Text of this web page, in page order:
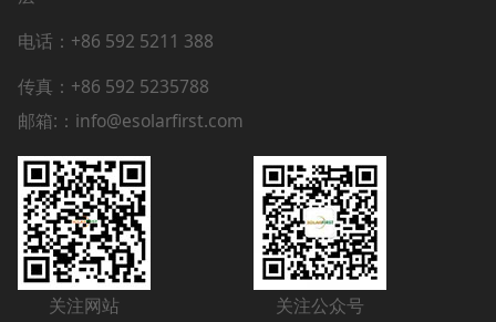
电话：+86 592 5211 388
传真：+86 592 5235788
邮箱:：info@esolarfirst.com
关注网站 关注公众号